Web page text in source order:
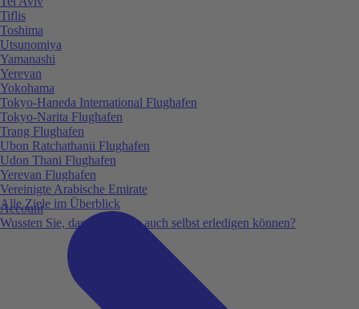
Account
Wussten Sie, dass Sie vieles auch selbst erledigen können?
Tiflis
Toshima
Utsunomiya
Yamanashi
Yerevan
Yokohama
Tokyo-Haneda International Flughafen
Tokyo-Narita Flughafen
Trang Flughafen
Ubon Ratchathanii Flughafen
Udon Thani Flughafen
Yerevan Flughafen
Vereinigte Arabische Emirate
Alle Ziele im Überblick